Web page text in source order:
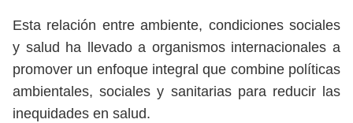
Esta relación entre ambiente, condiciones sociales
y salud ha llevado a organismos internacionales a
promover un enfoque integral que combine políticas
ambientales, sociales y sanitarias para reducir las
inequidades en salud.